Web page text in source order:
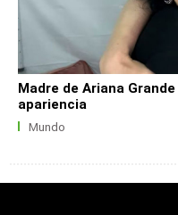
Madre de Ariana
apariencia
Mundo